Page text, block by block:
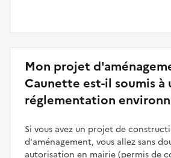
Mon projet
Caunette est-il soumis à
réglementation
Si vous avez un projet de
d'aménagement, vous allez sans
autorisation en mairie (permis de